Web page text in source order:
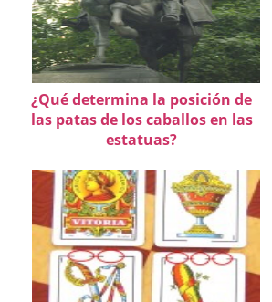
¿Qué determina la posición de
las patas de los caballos en las
estatuas?